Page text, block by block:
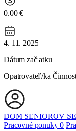
0.00 €
4. 11. 2025
Dátum začiatku
Opatrovateľ/ka
DOM SENIOROV
Pracovné ponuky 0